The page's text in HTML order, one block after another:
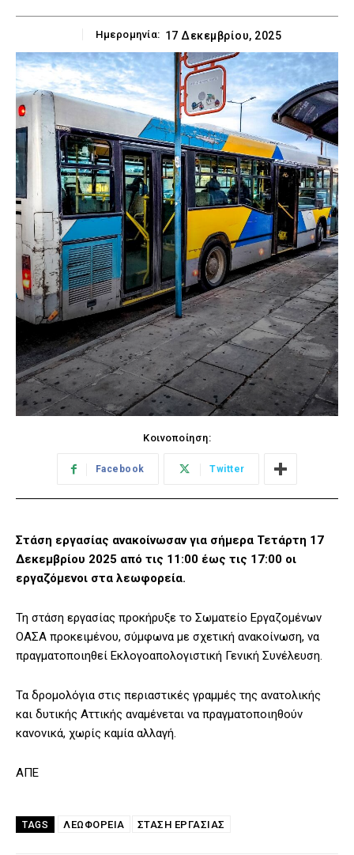
Ημερομηνία: 17 Δεκεμβρίου, 2025
Κοινοποίηση:
Facebook Twitter
Στάση εργασίας ανακοίνωσαν για σήμερα Τετάρτη 17
Δεκεμβρίου 2025 από τις 11:00 έως τις 17:00 οι
εργαζόμενοι στα λεωφορεία.
Τη στάση εργασίας προκήρυξε το Σωματείο Εργαζομένων
ΟΑΣΑ προκειμένου, σύμφωνα με σχετική ανακοίνωση, να
πραγματοποιηθεί Εκλογοαπολογιστική Γενική Συνέλευση.
Τα δρομολόγια στις περιαστικές γραμμές της ανατολικής
και δυτικής Αττικής αναμένεται να πραγματοποιηθούν
κανονικά, χωρίς καμία αλλαγή.
ΑΠΕ
TAGS ΛΕΩΦΟΡΕΙΑ ΣΤΆΣΗ ΕΡΓΑΣΊΑΣ